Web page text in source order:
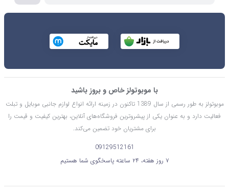
با موبوتولز خاص و بروز باشید
موبوتولز به طور رسمی از سال 1389 تاکنون در زمینه ارائه انواع لوازم جانبی موبایل و تبلت
فعالیت دارد و به عنوان یکی از پیشروترین فروشگاه‌های آنلاین، بهترین کیفیت و قیمت را
برای مشتریان خود تضمین می‌کند.
09129512161
۷ روز هفته، ۲۴ ساعته پاسخگوی شما هستیم